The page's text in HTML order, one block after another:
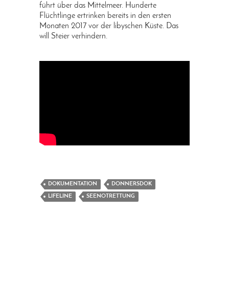
führt über das Mittelmeer. Hunderte
Flüchtlinge ertrinken bereits in den ersten
Monaten 2017 vor der libyschen Küste. Das
will Steier verhindern.
DOKUMENTATION DONNERSDOK
LIFELINE SEENOTRETTUNG